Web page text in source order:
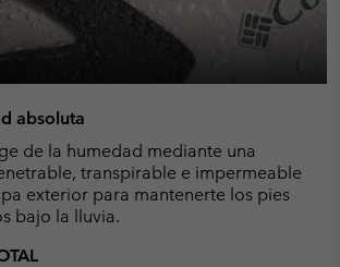
absoluta
de la humedad mediante una
transpirable e impermeable
exterior para mantenerte los pies
bajo la lluvia.